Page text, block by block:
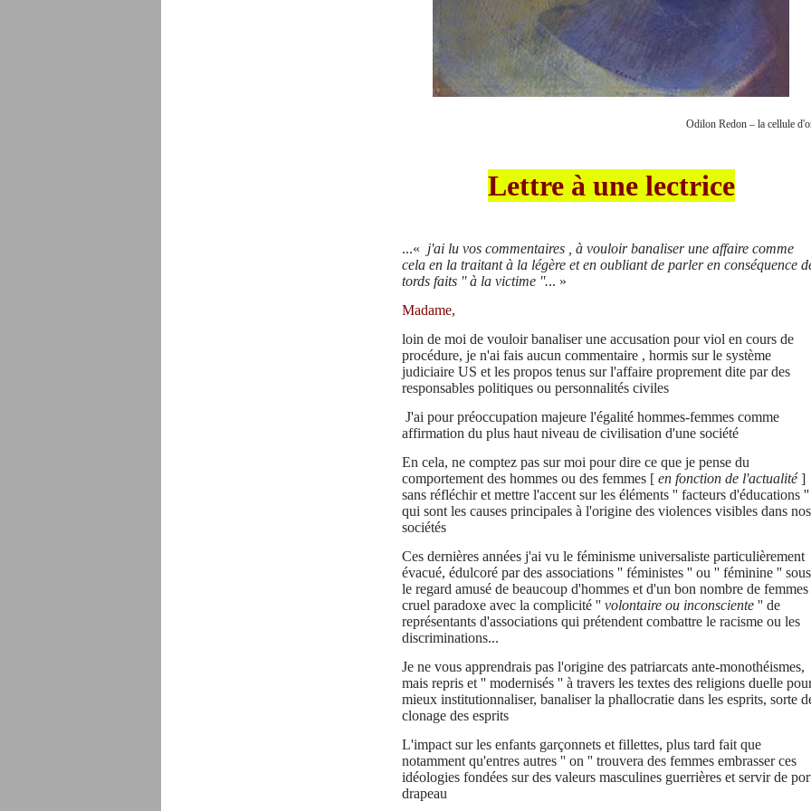
Odilon Redon – la cellule
Lettre à une lectrice
...« j'ai lu vos commentaires , à vouloir banaliser une affaire comme
cela en la traitant à la légère et en oubliant de parler en conséquence
tords faits '' à la victime ''... »
Madame,
loin de moi de vouloir banaliser une accusation pour viol en cours de
procédure, je n'ai fais aucun commentaire , hormis sur le système
judiciaire US et les propos tenus sur l'affaire proprement dite par des
responsables politiques ou personnalités civiles
J'ai pour préoccupation majeure l'égalité hommes-femmes comme
affirmation du plus haut niveau de civilisation d'une société
En cela, ne comptez pas sur moi pour dire ce que je pense du
comportement des hommes ou des femmes [ en fonction de l'actualité]
sans réfléchir et mettre l'accent sur les éléments '' facteurs d'éducations ''
qui sont les causes principales à l'origine des violences visibles dans nos
sociétés
Ces dernières années j'ai vu le féminisme universaliste particulièrement
évacué, édulcoré par des associations '' féministes '' ou '' féminine '' sous
le regard amusé de beaucoup d'hommes et d'un bon nombre de
cruel paradoxe avec la complicité '' volontaire ou inconsciente '' de
représentants d'associations qui prétendent combattre le racisme ou les
discriminations...
Je ne vous apprendrais pas l'origine des patriarcats ante-monothéismes,
mais repris et '' modernisés '' à travers les textes des religions duelle
mieux institutionnaliser, banaliser la phallocratie dans les esprits, sorte
clonage des esprits
L'impact sur les enfants garçonnets et fillettes, plus tard fait que
notamment qu'entres autres '' on '' trouvera des femmes embrasser ces
idéologies fondées sur des valeurs masculines guerrières et servir de
drapeau